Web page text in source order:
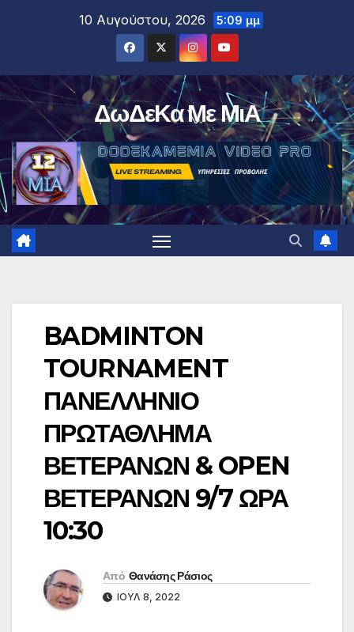
10 Αυγούστου, 2026 5:09 μμ
ΔωΔεΚα Με ΜιΑ
BADMINTON
TOURNAMENT
ΠΑΝΕΛΛΗΝΙΟ
ΠΡΩΤΑΘΛΗΜΑ
ΒΕΤΕΡΑΝΩΝ & OPEN
ΒΕΤΕΡΑΝΩΝ 9/7 ΩΡΑ
10:30
Από Θανάσης Ράσιος
ΙΟΎΛ 8, 2022